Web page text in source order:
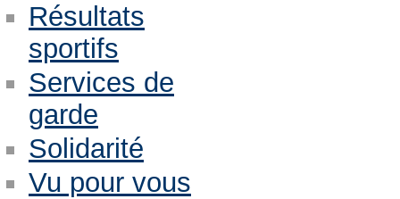
Résultats
sportifs
Services de
garde
Solidarité
Vu pour vous